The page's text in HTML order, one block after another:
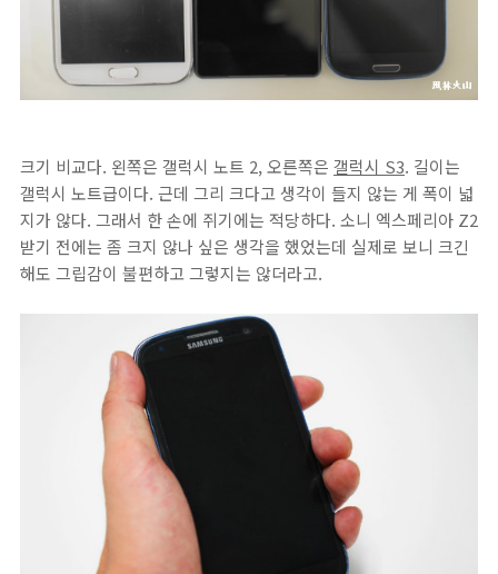
크기 비교다. 왼쪽은 갤럭시 노트 2, 오른쪽은 갤럭시 S3. 길이는
갤럭시 노트급이다. 근데 그리 크다고 생각이 들지 않는 게 폭이 넓
지가 않다. 그래서 한 손에 쥐기에는 적당하다. 소니 엑스페리아 Z2
받기 전에는 좀 크지 않나 싶은 생각을 했었는데 실제로 보니 크긴
해도 그립감이 불편하고 그렇지는 않더라고.